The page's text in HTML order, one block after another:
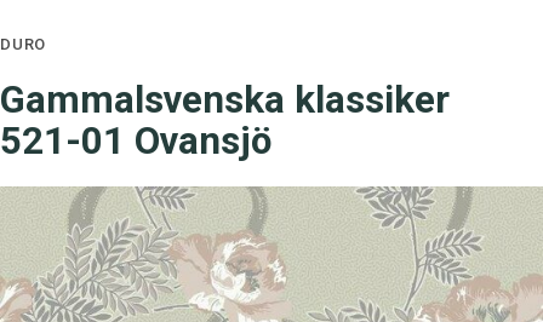
DURO
Gammalsvenska klassiker
521-01 Ovansjö